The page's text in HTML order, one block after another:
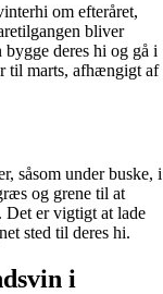
om efteråret,
bliver
bygge deres hi og gå i
til marts, afhængigt af
såsom under buske, i
og grene til at
Det er vigtigt at lade
sted til deres hi.
i